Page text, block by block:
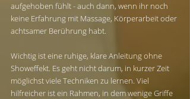
aufgehoben fühlt - auch dann, wenn ihr noch
keine Erfahrung mit Massage, Körperarbeit oder
achtsamer Berührung habt.
Wichtig ist eine ruhige, klare Anleitung ohne
Showeffekt. Es geht nicht darum, in kurzer Zeit
möglichst viele Techniken zu lernen. Viel
hilfreicher ist ein Rahmen, in dem wenige Griffe